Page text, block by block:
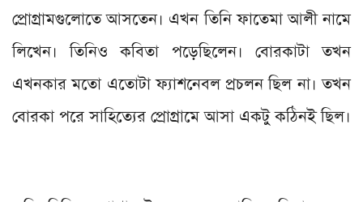
প্রোগ্রামগুলোতে আসতেন। এখন তিনি ফাতেমা আলী নামে
লিখেন। তিনিও কবিতা পড়েছিলেন। বোরকাটা তখন
এখনকার মতো এতোটা ফ্যাশনেবল প্রচলন ছিল না। তখন
বোরকা পরে সাহিত্যের প্রোগ্রামে আসা একটু কঠিনই ছিল।